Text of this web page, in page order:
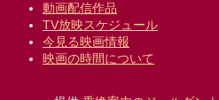
動画配信作品
TV放映スケジュール
今見る映画情報
映画の時間について